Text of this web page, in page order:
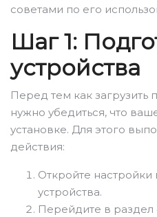
советами по его
Шаг 1:
устройства
Перед тем как
нужно убедиться, что
установке. Для этого
действия:
Откройте
устройства.
Перейдите в раздел